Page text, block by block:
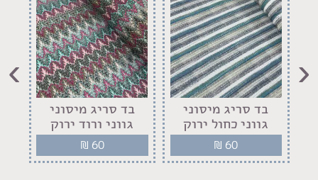
בד סריג מיסוני
גווני כחול ירוק
₪ 60
בד סריג מיסוני
גווני ורוד ירוק
₪ 60
‹
›